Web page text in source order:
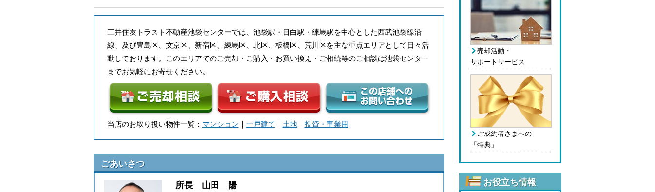
三井住友トラスト不動産池袋センターでは、池袋駅・目白駅・練馬駅を中心とした西武池袋線沿
線、及び豊島区、文京区、新宿区、練馬区、北区、板橋区、荒川区を主な重点エリアとして日々活
動しております。このエリアでのご売却・ご購入・お買い換え・ご相続等のご相談は池袋センター
までお気軽にお寄せください。
当店のお取り扱い物件一覧： マンション ｜ 一戸建て ｜ 土地｜ 投資・事業用
ごあいさつ
所長 山田 陽
売却活動・
サポートサービス
ご成約者さまへの
「特典」
お役立ち情報